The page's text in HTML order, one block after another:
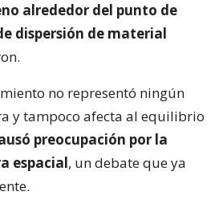
alrededor del punto de
dispersión de material
no representó ningún
y tampoco afecta al equilibrio
preocupación por la
espacial, un debate que ya